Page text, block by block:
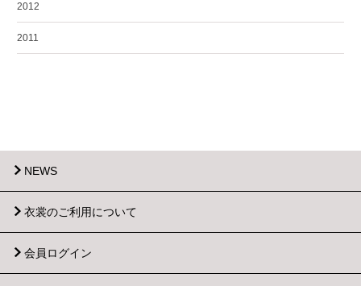
2012
2011
NEWS
衣裳のご利用について
会員ログイン